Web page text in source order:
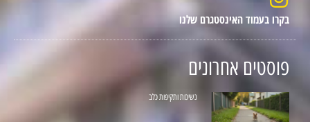
בקרו בעמוד האינסטגרם שלנו
פוסטים אחרונים
נשיכות ותקיפות כלב